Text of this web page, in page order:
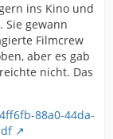
ins Kino und
gewann
Filmcrew
aber es gab
nicht. Das
88a0-44da-